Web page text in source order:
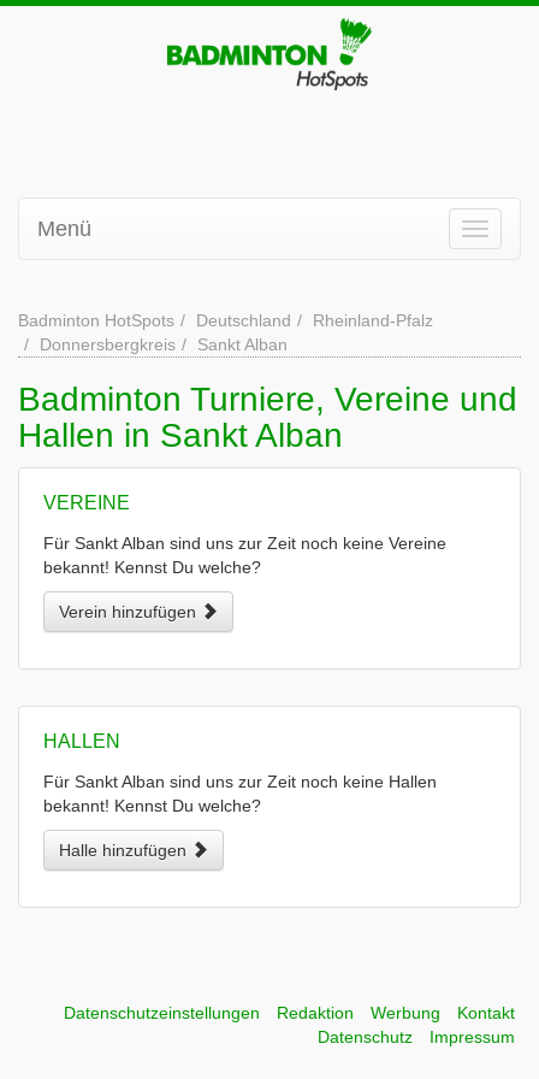
Menü
Badminton HotSpots Deutschland
Rheinland-Pfalz
Donnersbergkreis
Sankt Alban
Badminton Turniere, Vereine und
Hallen in Sankt Alban
VEREINE
Für Sankt Alban sind uns zur Zeit noch keine Vereine
bekannt! Kennst Du welche?
Verein hinzufügen
HALLEN
Für Sankt Alban sind uns zur Zeit noch keine Hallen
bekannt! Kennst Du welche?
Halle hinzufügen
Datenschutzeinstellungen Redaktion Werbung
Kontakt
Datenschutz
Impressum